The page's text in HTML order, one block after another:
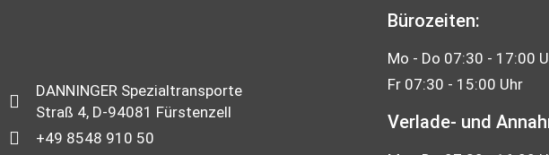
DANNINGER Spezialtransporte
Straß 4, D-94081 Fürstenzell
+49 8548 910 50
Bürozeiten:
Mo - Do 07:30 - 17:00
Fr 07:30 - 15:00 Uhr
Verlade- und